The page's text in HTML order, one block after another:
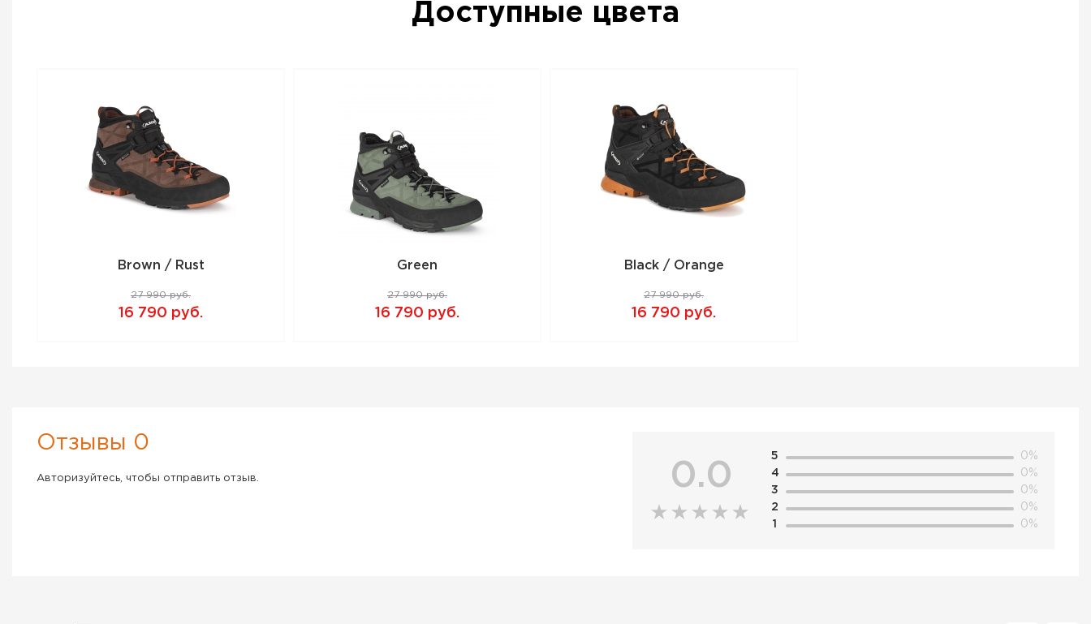
Доступные цвета
Brown / Rust
27 990 руб.
16 790 руб.
Green
27 990 руб.
16 790 руб.
Black / Orange
27 990 руб.
16 790 руб.
Отзывы 0
Авторизуйтесь, чтобы отправить отзыв. 0.0
5
0%
4
0%
3
0%
2
0%
1
0%